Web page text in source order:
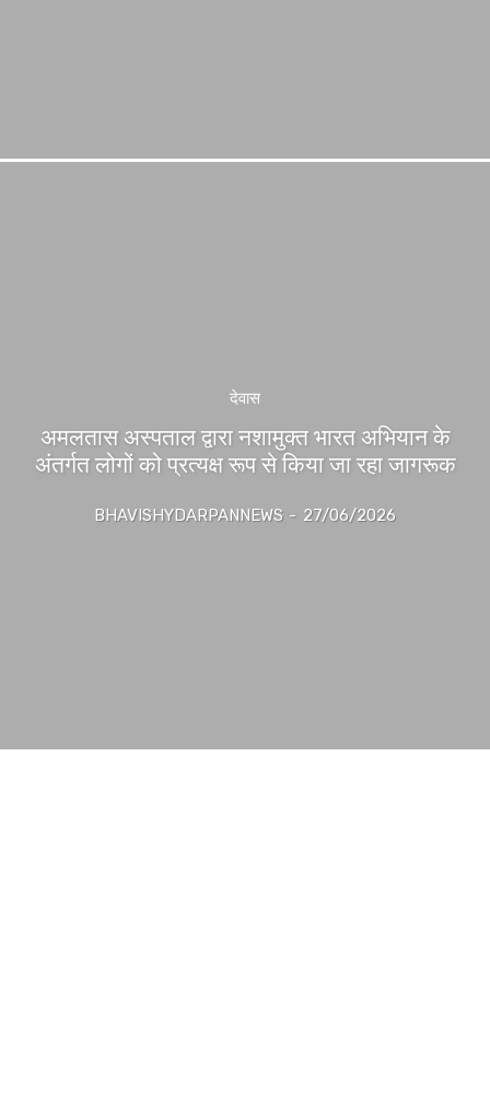
देवास
अमलतास अस्पताल द्वारा नशामुक्त भारत अभियान के
अंतर्गत लोगों को प्रत्यक्ष रूप से किया जा रहा जागरूक
BHAVISHYDARPANNEWS - 27/06/2026